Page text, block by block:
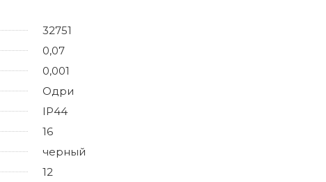
32751
0,07
0,001
Одри
IP44
16
черный
12